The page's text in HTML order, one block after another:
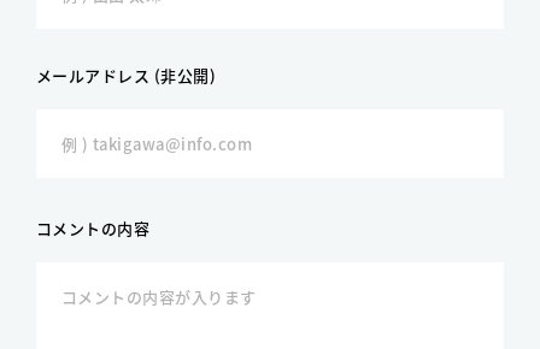
メールアドレス (非公開)
コメントの内容